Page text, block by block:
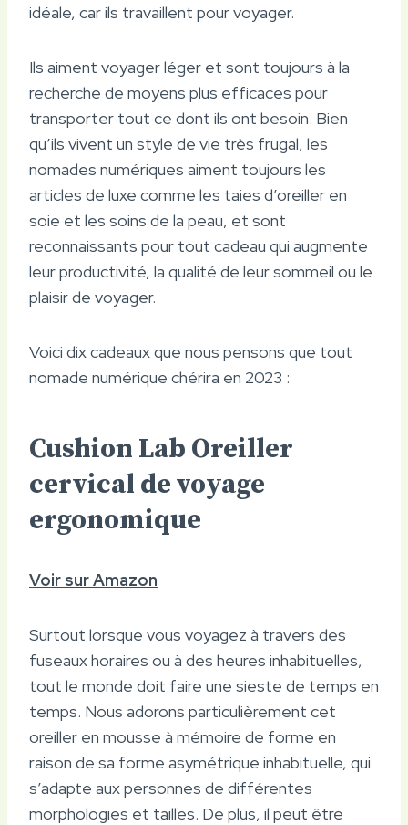
idéale, car ils travaillent pour voyager.
Ils aiment voyager léger et sont toujours à la
recherche de moyens plus efficaces pour
transporter tout ce dont ils ont besoin. Bien
qu’ils vivent un style de vie très frugal, les
nomades numériques aiment toujours les
articles de luxe comme les taies d’oreiller en
soie et les soins de la peau, et sont
reconnaissants pour tout cadeau qui augmente
leur productivité, la qualité de leur sommeil ou le
plaisir de voyager.
Voici dix cadeaux que nous pensons que tout
nomade numérique chérira en 2023 :
Cushion Lab Oreiller
cervical de voyage
ergonomique
Voir sur Amazon
Surtout lorsque vous voyagez à travers des
fuseaux horaires ou à des heures inhabituelles,
tout le monde doit faire une sieste de temps en
temps. Nous adorons particulièrement cet
oreiller en mousse à mémoire de forme en
raison de sa forme asymétrique inhabituelle, qui
s’adapte aux personnes de différentes
morphologies et tailles. De plus, il peut être